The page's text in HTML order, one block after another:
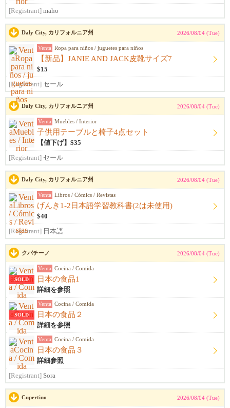
[Registrant] maho
Daly City, カリフォルニア州 2026/08/04 (Tue)
Venta Ropa para niños / juguetes para niños
【新品】JANIE AND JACK皮靴サイズ7
$15
[Registrant] セール
Daly City, カリフォルニア州 2026/08/04 (Tue)
Venta Muebles / Interior
子供用テーブルと椅子4点セット
【値下げ】$35
[Registrant] セール
Daly City, カリフォルニア州 2026/08/04 (Tue)
Venta Libros / Cómics / Revistas
げんき1-2日本語学習教科書(2は未使用)
$40
[Registrant] 日本語
クパチーノ 2026/08/04 (Tue)
SOLD
Venta Cocina / Comida
日本の食品1
詳細を参照
SOLD
Venta Cocina / Comida
日本の食品２
詳細を参照
Venta Cocina / Comida
日本の食品３
詳細参照
[Registrant] Sora
Cupertino 2026/08/04 (Tue)